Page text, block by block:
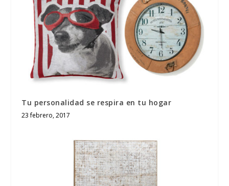
Tu personalidad se respira en tu hogar
23 febrero, 2017